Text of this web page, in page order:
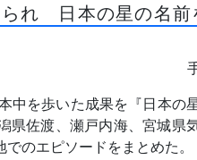
れ 日本の星の名前
中を歩いた成果を『日本の
県佐渡、瀬戸内海、宮城県
のエピソードをまとめた。